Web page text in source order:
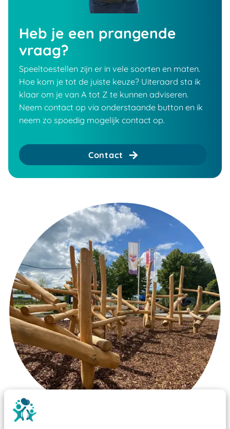
Heb je een prangende
vraag?
Speeltoestellen zijn er in vele soorten en maten.
Hoe kom je tot de juiste keuze? Uiteraard sta ik
klaar om je van A tot Z te kunnen adviseren.
Neem contact op via onderstaande button en ik
neem zo spoedig mogelijk contact op.
Contact